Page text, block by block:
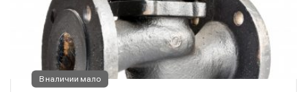
В наличии мало